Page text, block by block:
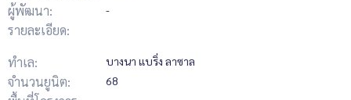
ผู้พัฒนา: -
รายละเอียด:
ทำเล:
บางนา แบริ่ง ลาซาล
จำนวนยูนิต: 68